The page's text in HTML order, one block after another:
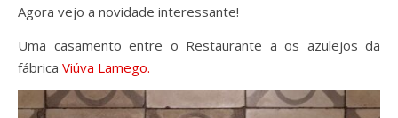
Agora vejo a novidade interessante!
Uma casamento entre o Restaurante a os azulejos da
fábrica Viúva Lamego.